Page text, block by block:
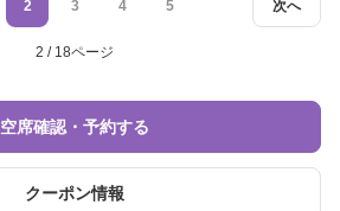
次へ
2 3 4 5
2 / 18ページ
空席確認・予約する
クーポン情報